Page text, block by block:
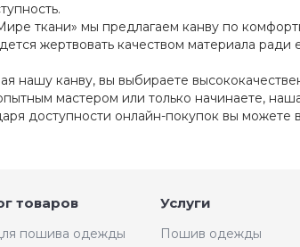
ткани» мы предлагаем канву по
жертвовать качеством материала ради
нашу канву, вы выбираете
мастером или только начинаете,
доступности онлайн-покупок вы можете
товаров
пошива одежды
Услуги
Пошив одежды